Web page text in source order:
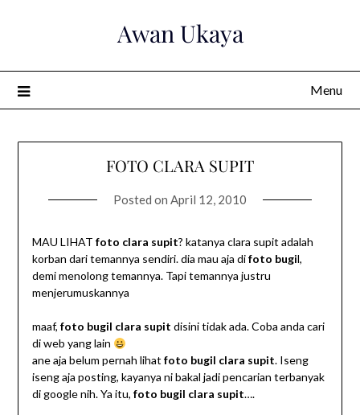
Awan Ukaya
Menu
FOTO CLARA SUPIT
Posted on April 12, 2010
MAU LIHAT foto clara supit? katanya clara supit adalah
korban dari temannya sendiri. dia mau aja difoto bugil,
demi menolong temannya. Tapi temannya justru
menjerumuskannya
maaf, foto bugil clara supit disini tidak ada. Coba anda cari
di web yang lain
ane aja belum pernah lihat foto bugil clara supit. Iseng
iseng aja posting, kayanya ni bakal jadi pencarian terbanyak
di google nih. Ya itu, foto bugil clara supit….